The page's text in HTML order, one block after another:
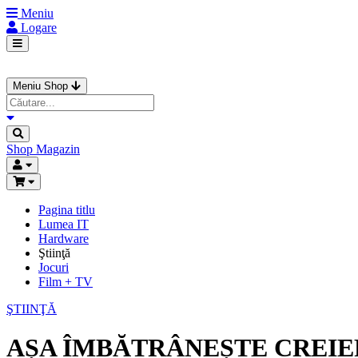
Meniu
Logare
Meniu Shop
Shop Magazin
Pagina titlu
Lumea IT
Hardware
Ştiinţă
Jocuri
Film + TV
ŞTIINŢĂ
AȘA ÎMBĂTRÂNEȘTE